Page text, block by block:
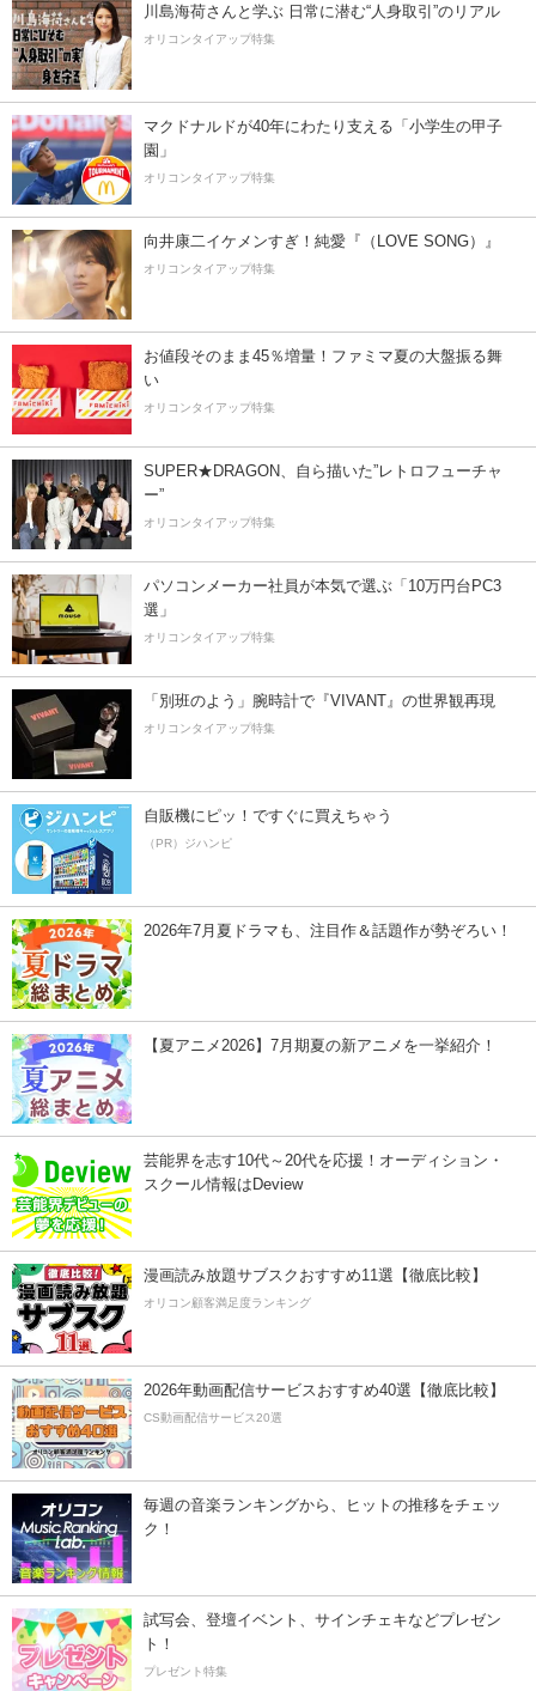
川島海荷さんと学ぶ 日常に潜む“人身取引”のリアル
オリコンタイアップ特集
マクドナルドが40年にわたり支える「小学生の甲子
園」
オリコンタイアップ特集
向井康二イケメンすぎ！純愛『（LOVE SONG）』
オリコンタイアップ特集
お値段そのまま45％増量！ファミマ夏の大盤振る舞
い
オリコンタイアップ特集
SUPER★DRAGON、自ら描いた”レトロフューチャ
ー”
オリコンタイアップ特集
パソコンメーカー社員が本気で選ぶ「10万円台PC3
選」
オリコンタイアップ特集
「別班のよう」腕時計で『VIVANT』の世界観再現
オリコンタイアップ特集
自販機にピッ！ですぐに買えちゃう
（PR）ジハンピ
2026年7月夏ドラマも、注目作＆話題作が勢ぞろい！
【夏アニメ2026】7月期夏の新アニメを一挙紹介！
芸能界を志す10代～20代を応援！オーディション・
スクール情報はDeview
漫画読み放題サブスクおすすめ11選【徹底比較】
オリコン顧客満足度ランキング
2026年動画配信サービスおすすめ40選【徹底比較】
CS動画配信サービス20選
毎週の音楽ランキングから、ヒットの推移をチェッ
ク！
試写会、登壇イベント、サインチェキなどプレゼン
ト！
プレゼント特集